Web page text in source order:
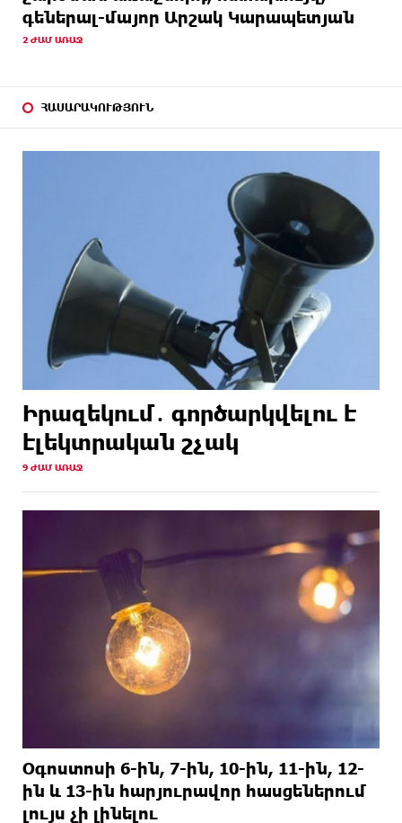
ԱՌԱՋ
Սալահը կարիերան կշարունակի Թուրքիայում
14 ԺԱՄ
Մեքենաներից գողություններ և շորթում
Երևանում. բացահայտվել է «Տեսլայով»
Ծովագյուղում ապօրինի պահվող գայլերը
հանձնվել են մասնագետների խնամքին.
Քաղաքացու նկատմամբ նշանակվել է վարչական
տուգանք
14 ԺԱՄ
ԵՄ-ից պատասխան ստացա․ ինչ էի խնդրել
Ուրսուլա ֆոն դեր Լայենից Հայաստանի
վերաբերյալ. Աննա Կոստանյան
14 ԺԱՄ
«Աբովյան Time» պոդկաստի հեղինակ Արման
Աբովյանի հետ զրուցել ենք 9-րդ գումարման
սպասելիքների/չսպասելիքների մասին. Աննա
Կոստանյան
14 ԺԱՄ
Սիրո, ազատության ու պարտքի մասին՝
Հանձնվել թուրքական ողորմածությա՞նը, թե՞
պայքարել մինչև վերջ. ընտրի´ր պայքարը.
Ավետիք Չալաբյանի ուղերձը կալանավայրից
գեներալ-մայոր Արշակ Կարապետյան
2 ԺԱՄ ԱՌԱՋ
ՀԱՍԱՐԱԿՈՒԹՅՈՒՆ
Իրազեկում․ գործարկվելու է
էլեկտրական շչակ
9 ԺԱՄ ԱՌԱՋ
Օգոստոսի 6-ին, 7-ին, 10-ին, 11-ին, 12-
ին և 13-ին հարյուրավոր հասցեներում
լույս չի լինելու